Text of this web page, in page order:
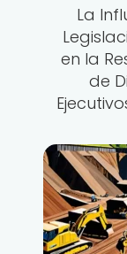
La
en la
de